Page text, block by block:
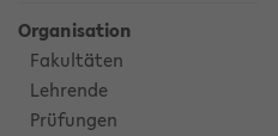
Organisation
Fakultäten
Lehrende
Prüfungen